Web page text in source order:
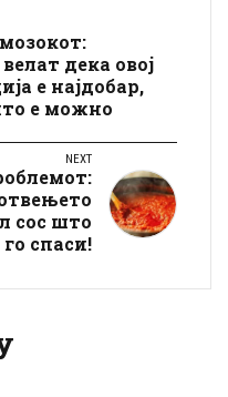
дека овој
е најдобар,
е можно
NEXT
сос што
спаси!